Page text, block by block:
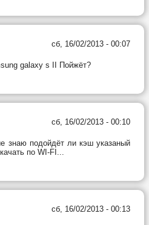
сб, 16/02/2013 - 00:07
galaxy s II Пойжёт?
сб, 16/02/2013 - 00:10
знаю подойдёт ли кэш указаный
по WI-FI...
сб, 16/02/2013 - 00:13